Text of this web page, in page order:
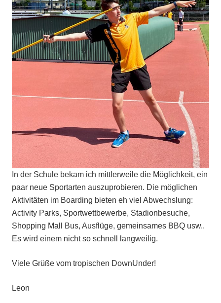
In der Schule bekam ich mittlerweile die Möglichkeit, ein
paar neue Sportarten auszuprobieren. Die möglichen
Aktivitäten im Boarding bieten eh viel Abwechslung:
Activity Parks, Sportwettbewerbe, Stadionbesuche,
Shopping Mall Bus, Ausflüge, gemeinsames BBQ usw..
Es wird einem nicht so schnell langweilig.
Viele Grüße vom tropischen DownUnder!
Leon